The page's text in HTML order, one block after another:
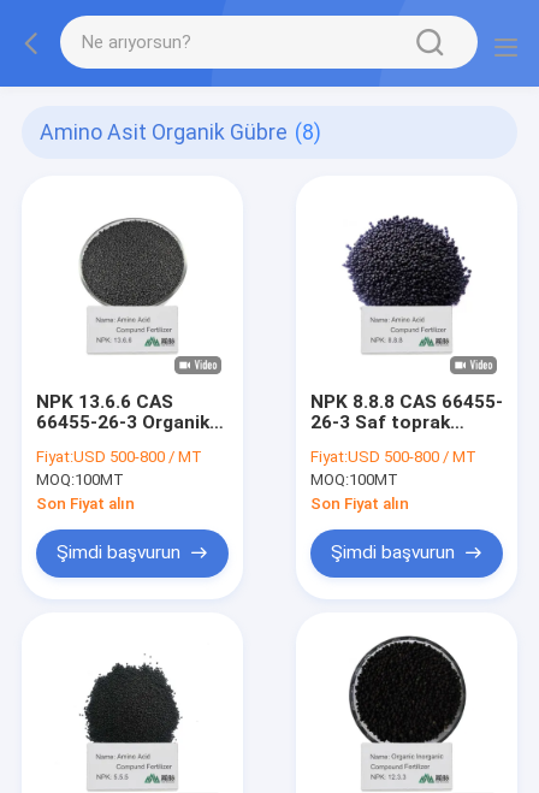
Amino Asit Organik Gübre (8)
NPK 13.6.6 CAS
66455-26-3 Organik
Ürünler İçin Çevre
Dostu Toprak
Geliştiricileri
Fiyat:USD 500-800 / MT
MOQ:100MT
Son Fiyat alın
Şimdi başvurun
NPK 8.8.8 CAS 66455-
26-3 Saf toprak
bahçecilik ve tarım
için bitki beslenmesi
Fiyat:USD 500-800 / MT
MOQ:100MT
Son Fiyat alın
Şimdi başvurun